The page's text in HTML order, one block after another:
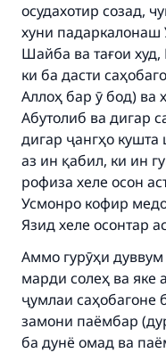
осудахотир созад,
хуни падаркалонаш
Шайба ва тағои
ки ба дасти
Аллоҳ бар ӯ бод) ва
Абутолиб ва дигар
дигар ҷангҳо
аз ин қабил, ки ин
рофиза хеле осон
Усмонро кофир
Язид хеле осонтар
Аммо гурӯҳи
марди солеҳ ва яке
ҷумлаи саҳобагоне
замони паёмбар
ба дунё омад ва
Make an
with your
Your support
"A person who
good will earn